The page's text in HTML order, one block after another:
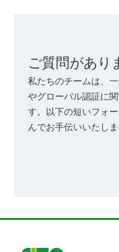
ご質問があり
私たちのチームは、
やグローバル認証に
す。以下の短いフォ
んでお手伝いいたしま